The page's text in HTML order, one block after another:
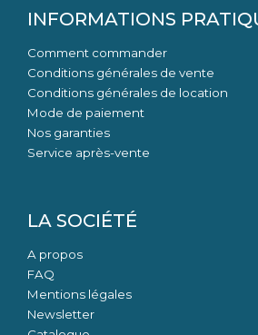
INFORMATIONS
Comment commander
Conditions générales de vente
Conditions générales de location
Mode de paiement
Nos garanties
Service après-vente
LA SOCIÉTÉ
A propos
FAQ
Mentions légales
Newsletter